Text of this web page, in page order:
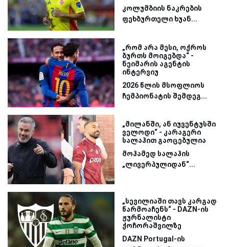
კოლუმბიის ნაკრების
ფეხბურთელი ხუან...
„რომ არა მესი, ოქროს
ბურთს მოიგებდა“ -
ნეიმარის აგენტის
ინტერვიუ
2026 წლის მსოფლიოს
ჩემპიონატის შემდეგ...
„მილანში, ან იუვენტუსში
ველოდი“ - კარაგერი
სალაჰით გაოცებულია
მოჰამედ სალაჰის
„ლივერპულიდან“...
„სევილიაში თავს კარგად
წარმოაჩენს“ - DAZN-ის
ჟურნალისტი
ქოჩორაშვილზე
DAZN Portugal-ის